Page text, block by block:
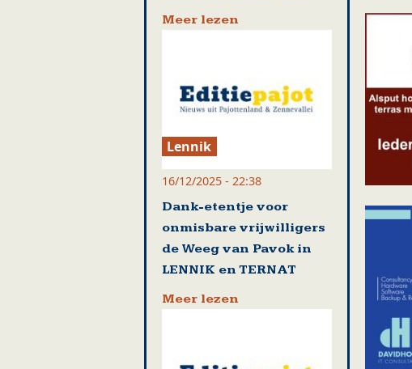
Meer lezen
Lennik
16/12/2025 - 22:38
Dank-etentje voor
onmisbare vrijwilligers
de Weeg van Pavok in
LENNIK en TERNAT
Meer lezen